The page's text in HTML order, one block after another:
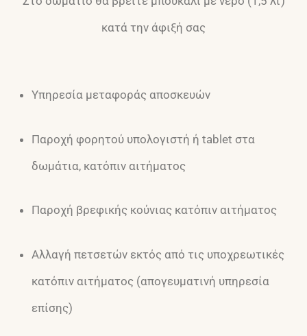
κατά την άφιξή σας
Υπηρεσία μεταφοράς αποσκευών
Παροχή φορητού υπολογιστή ή tablet στα
δωμάτια, κατόπιν αιτήματος
Παροχή βρεφικής κούνιας κατόπιν αιτήματος
Αλλαγή πετσετών εκτός από τις υποχρεωτικές
κατόπιν αιτήματος (απογευματινή υπηρεσία
επίσης)